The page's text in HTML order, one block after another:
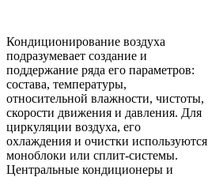
Кондиционирование воздуха
подразумевает создание и
поддержание ряда его параметров:
состава, температуры,
относительной влажности, чистоты,
скорости движения и давления. Для
циркуляции воздуха, его
охлаждения и очистки используются
моноблоки или сплит-системы.
Центральные кондиционеры и